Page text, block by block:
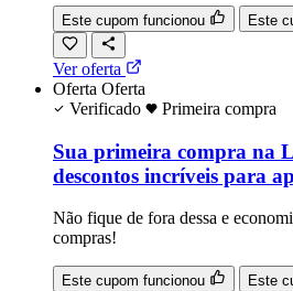
Este cupom funcionou Este
Ver oferta
Oferta Oferta
Verificado
Primeira compra
Sua primeira compra na
descontos incríveis para
Não fique de fora dessa e
compras!
Este cupom funcionou Este